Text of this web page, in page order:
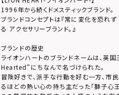
1996年から続くドメスティックブランド。
ブランドコンセプトは『常に変化を恐れ
る アクセサリーブランド。』
ブランドの歴史
ライオンハートのブランドネームは、英
Hearted”にちなんで名づけられた。
冒険好きで、派手な行動を好む一方、市
るほどの熱い心の持ち主だった「獅子心王